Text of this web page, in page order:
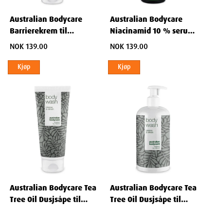
Australian Bodycare
Barrierekrem til
irritasjon i underlivet
NOK 139.00
Kjøp
Australian Bodycare
Niacinamid 10 % serum
til kviser 30 ml
NOK 139.00
Kjøp
Australian Bodycare Tea
Tree Oil Dusjsåpe til
Australian Bodycare Tea
Tree Oil Dusjsåpe til